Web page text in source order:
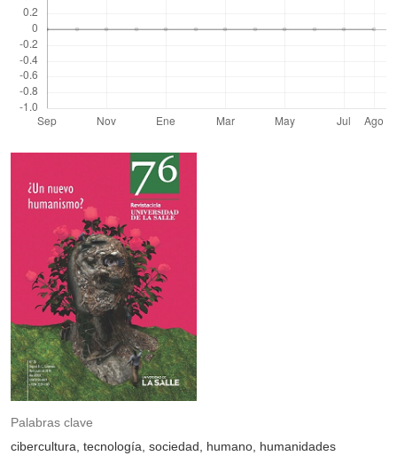
Palabras clave
cibercultura tecnología sociedad humano humanidades